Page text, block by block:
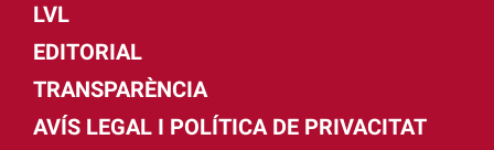
LVL
EDITORIAL
TRANSPARÈNCIA
AVÍS LEGAL I POLÍTICA DE PRIVACITAT